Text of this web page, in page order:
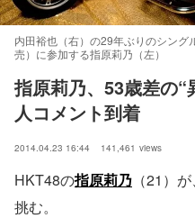
内田裕也（右）の29年ぶりのシン
売）に参加する指原莉乃（左）
指原莉乃、53歳差の
人コメント到着
2014.04.23 16:44 141,461 views
HKT48の指原莉乃 （21）
挑む。